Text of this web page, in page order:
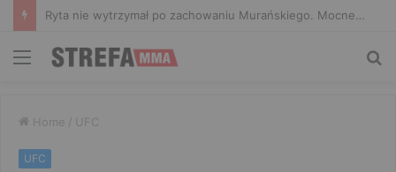
Mateusz Gamrot pokonany w walce wieczoru! Salkilld poddał Polaka na UFC Vegas 120
Menu
Home / UFC
UFC